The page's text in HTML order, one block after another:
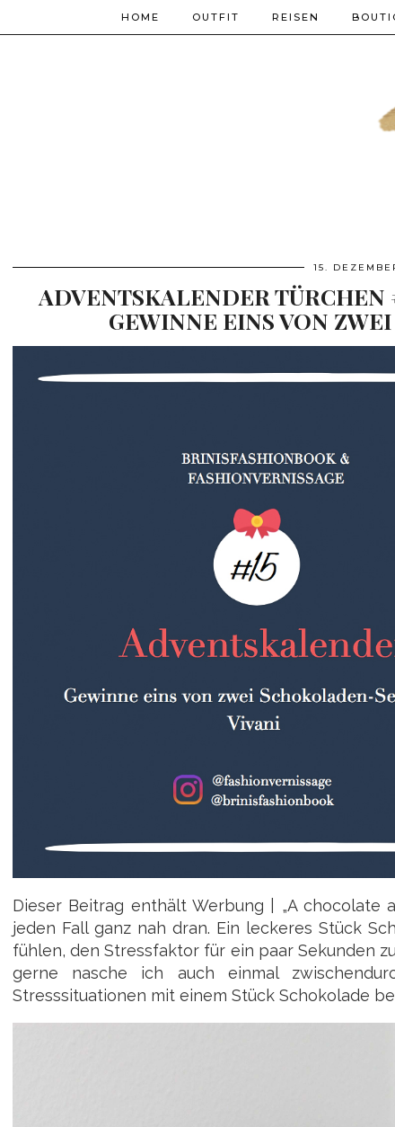
HOME OUTFIT REISEN
15.
ADVENTSKALENDER TÜRCHEN
GEWINNE EINS VON
Dieser Beitrag enthält Werbung | „A
jeden Fall ganz nah dran. Ein leckeres Stück
fühlen, den Stressfaktor für ein paar Sekunden
gerne nasche ich auch einmal
Stresssituationen mit einem Stück Schokolade